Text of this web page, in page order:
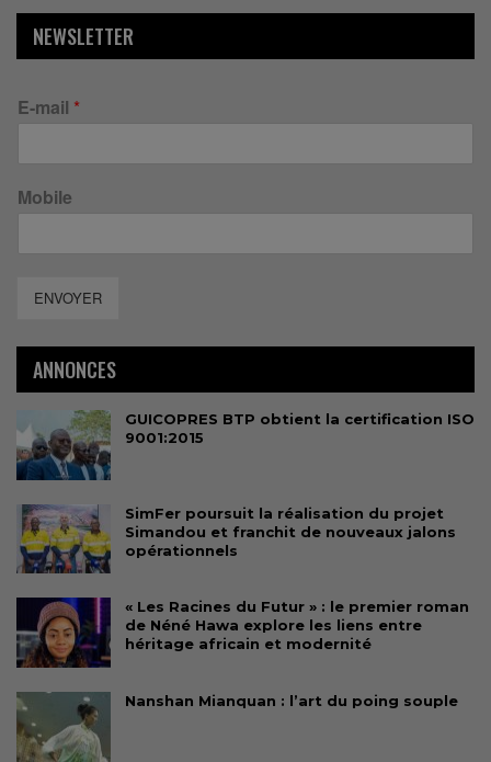
NEWSLETTER
E-mail *
Mobile
ENVOYER
ANNONCES
GUICOPRES BTP obtient la certification ISO
9001:2015
SimFer poursuit la réalisation du projet
Simandou et franchit de nouveaux jalons
opérationnels
« Les Racines du Futur » : le premier roman
de Néné Hawa explore les liens entre
héritage africain et modernité
Nanshan Mianquan : l’art du poing souple